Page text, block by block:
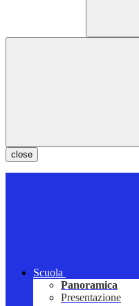
close
Scuola
Panoramica
Presentazione